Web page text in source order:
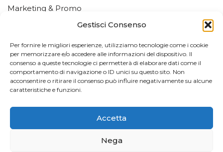
Gestisci Consenso
Per fornire le migliori esperienze, utilizziamo tecnologie come i cookie
per memorizzare e/o accedere alle informazioni del dispositivo. Il
consenso a queste tecnologie ci permetterà di elaborare dati come il
comportamento di navigazione o ID unici su questo sito. Non
acconsentire o ritirare il consenso può influire negativamente su alcune
caratteristiche e funzioni.
Accetta
Nega
Marketing & Promo
Info Utili
Chi Siamo
Contatti
Mappa del Sito
Privacy Policy